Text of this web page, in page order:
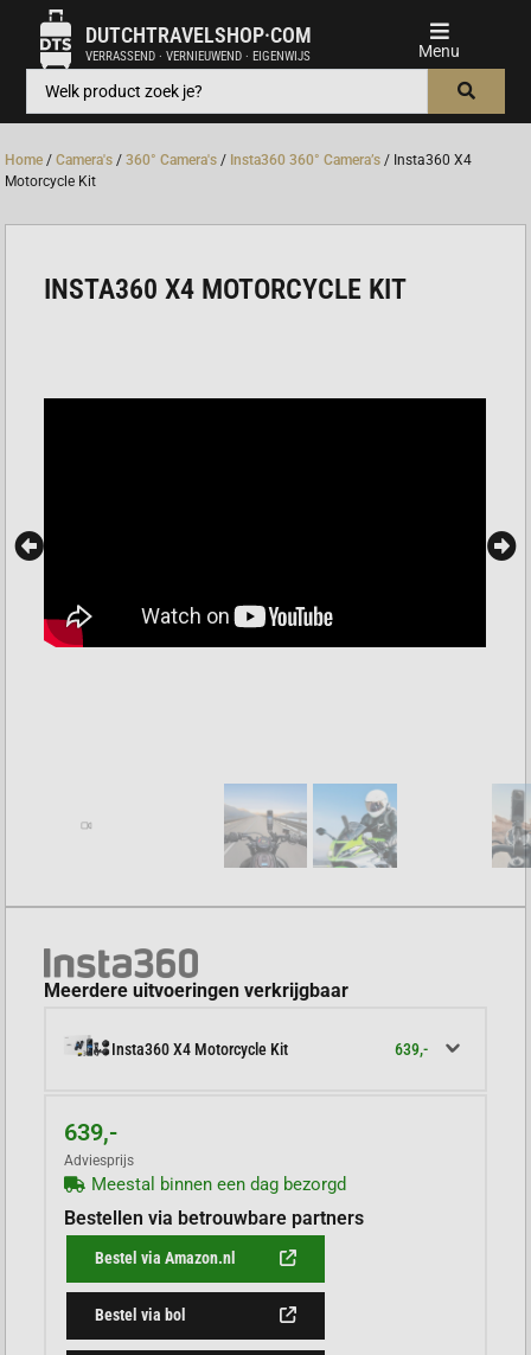
DUTCHTRAVELSHOP·COM
VERRASSEND · VERNIEUWEND · EIGENWIJS
Home /Camera's /360° Camera's / Insta360 360° Camera’s / Insta360 X4
Motorcycle Kit
INSTA360 X4 MOTORCYCLE KIT
Meerdere uitvoeringen verkrijgbaar
Insta360 X4 Motorcycle Kit 639,-
639,-
Adviesprijs
Meestal binnen een dag bezorgd
Bestellen via betrouwbare partners
Bestel via Amazon.nl
Bestel via bol